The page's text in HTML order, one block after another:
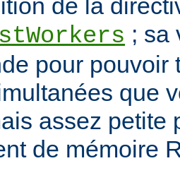
de la
; sa
pour pouvoir
que
assez petite
de mémoire